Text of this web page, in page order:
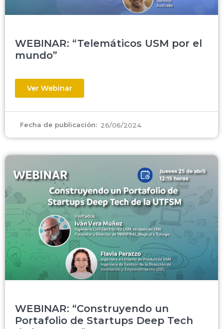
WEBINAR: “Telemáticos USM por el
mundo”
Ver Webinar
Fecha de publicación: 26/06/2024
WEBINAR: “Construyendo un
Portafolio de Startups Deep Tech